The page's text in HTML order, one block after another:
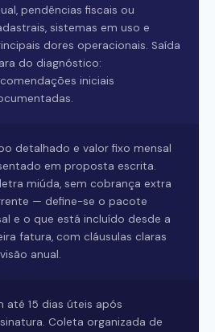
pendências fiscais ou
sistemas em uso e
dores operacionais. Saída
do diagnóstico:
iniciais
detalhado e valor fixo mensal
em proposta escrita.
miúda, sem cobrança extra
— define-se o pacote
e o que está incluído desde a
fatura, com cláusulas claras
anual.
até 15 dias úteis após
Coleta organizada de